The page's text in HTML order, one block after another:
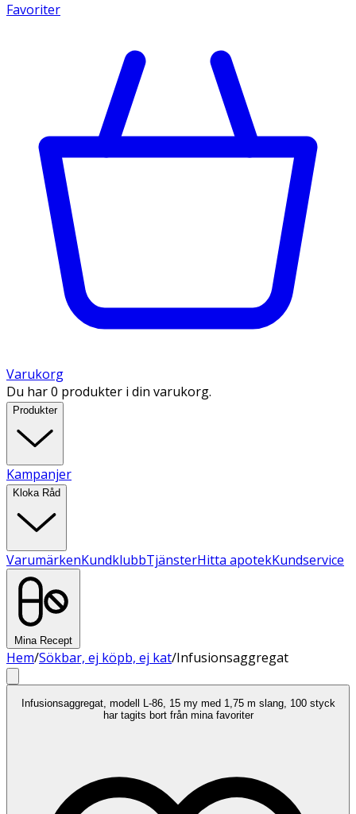
Favoriter
Varukorg
Du har 0 produkter i din varukorg.
Produkter
Kampanjer
Kloka Råd
VarumärkenKundklubbTjänsterHitta apotekKundservice
Mina Recept
Hem/Sökbar, ej köpb, ej kat/Infusionsaggregat
Infusionsaggregat, modell L-86, 15 my med 1,75 m slang, 100 styck
har tagits bort från mina favoriter